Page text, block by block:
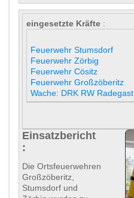
eingesetzte Kräfte :
Feuerwehr Stumsdorf
Feuerwehr Zörbig
Feuerwehr Cösitz
Feuerwehr Großzöberitz
Wache: DRK RW Radegast
Einsatzbericht
:
Die Ortsfeuerwehren
Großzöberitz,
Stumsdorf und